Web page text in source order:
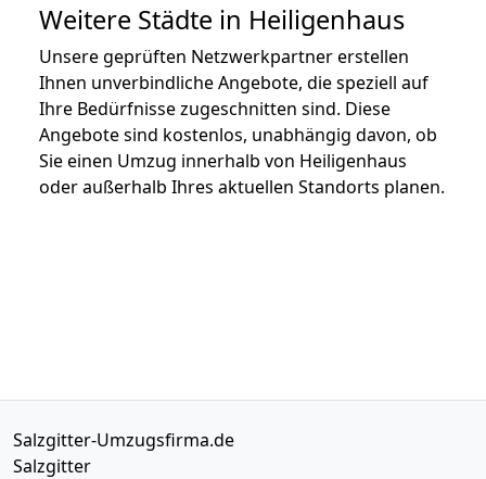
Weitere Städte in Heiligenhaus
Unsere geprüften Netzwerkpartner erstellen
Ihnen unverbindliche Angebote, die speziell auf
Ihre Bedürfnisse zugeschnitten sind. Diese
Angebote sind kostenlos, unabhängig davon, ob
Sie einen Umzug innerhalb von Heiligenhaus
oder außerhalb Ihres aktuellen Standorts planen.
Salzgitter-Umzugsfirma.de
Salzgitter